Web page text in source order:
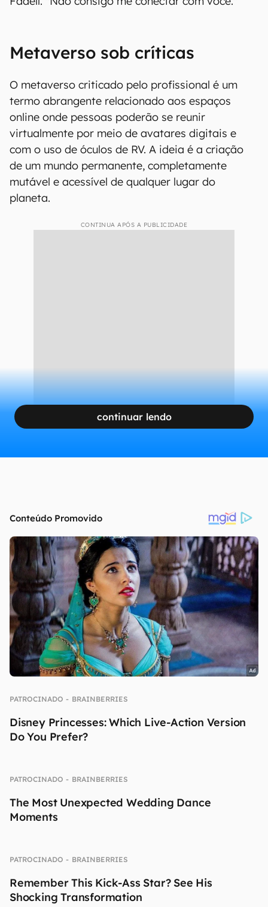
Metaverso sob críticas
O metaverso criticado pelo profissional é um
termo abrangente relacionado aos espaços
online onde pessoas poderão se reunir
virtualmente por meio de avatares digitais e
com o uso de óculos de RV. A ideia é a criação
de um mundo permanente, completamente
mutável e acessível de qualquer lugar do
planeta.
CONTINUA APÓS A PUBLICIDADE
continuar lendo